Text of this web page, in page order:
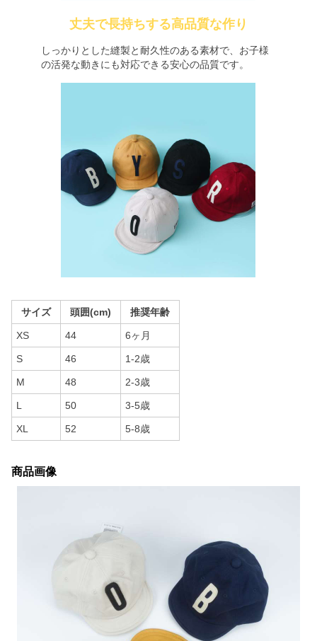
丈夫で長持ちする高品質な作り
しっかりとした縫製と耐久性のある素材で、お子様
の活発な動きにも対応できる安心の品質です。
サイズ 頭囲(cm) 推奨年齢
XS 44 6ヶ月
S 46 1-2歳
M 48 2-3歳
L 50 3-5歳
XL 52 5-8歳
商品画像